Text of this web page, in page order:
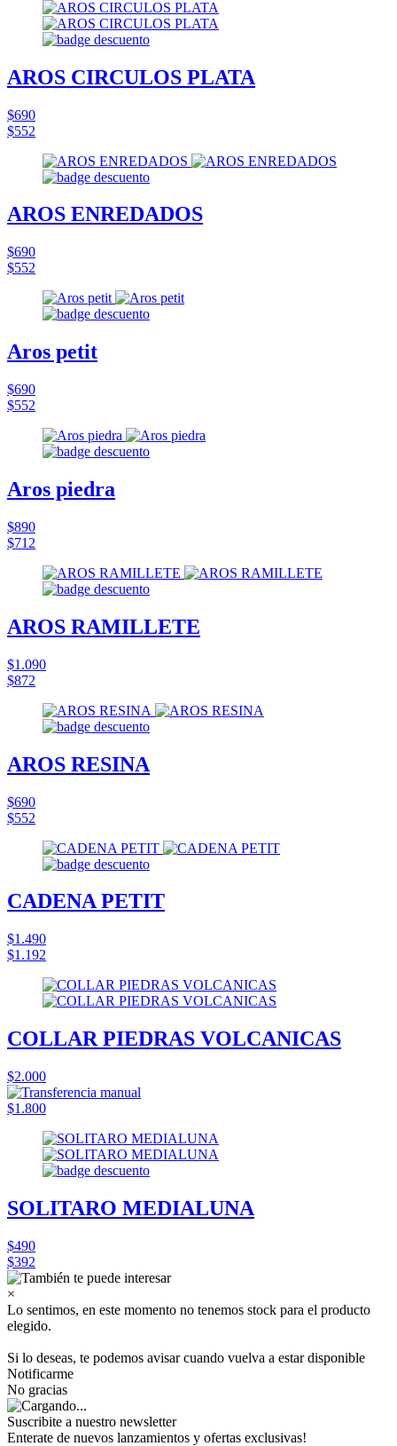
AROS CIRCULOS PLATA
$690
$552
AROS ENREDADOS
$690
$552
Aros petit
$690
$552
Aros piedra
$890
$712
AROS RAMILLETE
$1.090
$872
AROS RESINA
$690
$552
CADENA PETIT
$1.490
$1.192
COLLAR PIEDRAS VOLCANICAS
$2.000
$1.800
SOLITARO MEDIALUNA
$490
$392
×
Lo sentimos, en este momento no tenemos stock para el producto
elegido.
Si lo deseas, te podemos avisar cuando vuelva a estar disponible
Notificarme
No gracias
Suscribite a nuestro newsletter
Enterate de nuevos lanzamientos y ofertas exclusivas!